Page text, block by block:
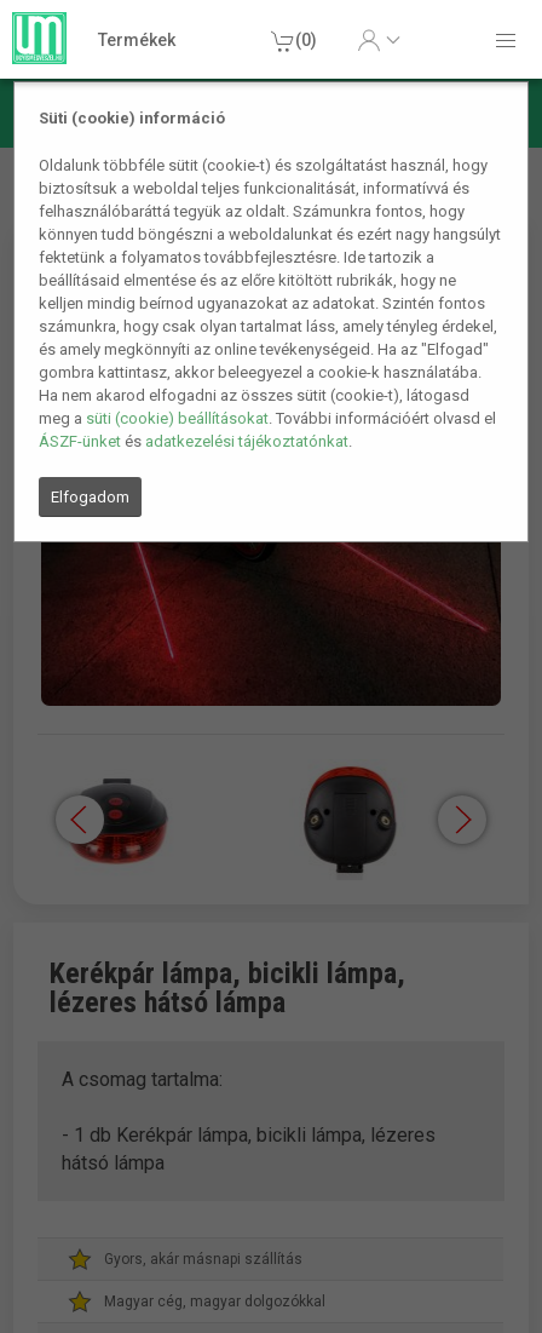
Süti (cookie) információ
Oldalunk többféle sütit (cookie-t) és szolgáltatást használ, hogy
biztosítsuk a weboldal teljes funkcionalitását, informatívvá és
felhasználóbaráttá tegyük az oldalt. Számunkra fontos, hogy
könnyen tudd böngészni a weboldalunkat és ezért nagy hangsúlyt
fektetünk a folyamatos továbbfejlesztésre. Ide tartozik a
beállításaid elmentése és az előre kitöltött rubrikák, hogy ne
kelljen mindig beírnod ugyanazokat az adatokat. Szintén fontos
számunkra, hogy csak olyan tartalmat láss, amely tényleg érdekel,
és amely megkönnyíti az online tevékenységeid. Ha az "Elfogad"
gombra kattintasz, akkor beleegyezel a cookie-k használatába.
Ha nem akarod elfogadni az összes sütit (cookie-t), látogasd
meg a süti (cookie) beállításokat. További információért olvasd el
ÁSZF-ünket és adatkezelési tájékoztatónkat.
Elfogadom
Termékek (0)
Lámpa, világítás, LED Kerékpár lámpák
Kerékpár lámpa,
bicikli lámpa, lézeres hátsó lámpa
Kerékpár lámpa, bicikli lámpa,
lézeres hátsó lámpa
A csomag tartalma:
- 1 db Kerékpár lámpa, bicikli lámpa, lézeres
hátsó lámpa
Gyors, akár másnapi szállítás
Magyar cég, magyar dolgozókkal